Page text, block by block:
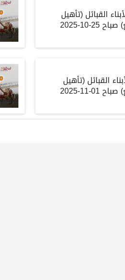
القبائل(تأهيل
) صباح25-10-2025
القبائل(تأهيل
) صباح01-11-2025